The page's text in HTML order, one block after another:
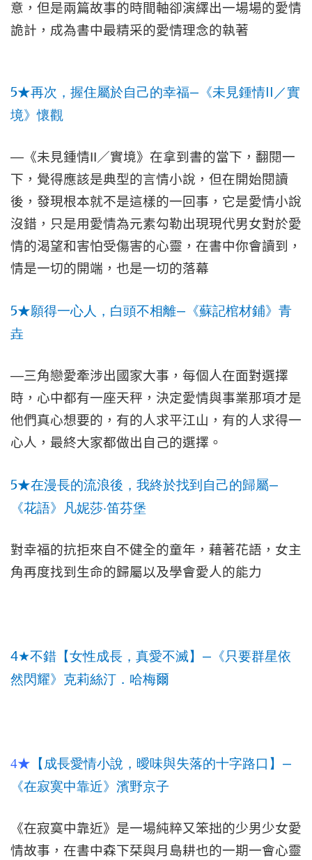
意，但是兩篇故事的時間軸卻演繹出一場場的愛情
詭計，成為書中最精采的愛情理念的執著
5★再次，握住屬於自己的幸福— 《未見鍾情II ／實
境》懷觀
— 《未見鍾情II／實境》在拿到書的當下，翻閱一
下，覺得應該是典型的言情小說，但在開始閱讀
後，發現根本就不是這樣的一回事，它是愛情小說
沒錯，只是用愛情為元素勾勒出現現代男女對於愛
情的渴望和害怕受傷害的心靈，在書中你會讀到，
情是一切的開端，也是一切的落幕
5★願得一心人，白頭不相離— 《蘇記棺材鋪》青
垚
—三角戀愛牽涉出國家大事，每個人在面對選擇
時，心中都有一座天秤，決定愛情與事業那項才是
他們真心想要的，有的人求平江山，有的人求得一
心人，最終大家都做出自己的選擇。
5★在漫長的流浪後，我終於找到自己的歸屬—
《花語》凡妮莎‧笛芬堡
對幸福的抗拒來自不健全的童年，藉著花語，女主
角再度找到生命的歸屬以及學會愛人的能力
4★不錯【女性成長，真愛不滅】 — 《只要群星依
然閃耀》克莉絲汀．哈梅爾
4★ 【成長愛情小說，曖味與失落的十字路口】 —
《在寂寞中靠近》濱野京子
《在寂寞中靠近》是一場純粹又笨拙的少男少女愛
情故事，在書中森下栞與月島耕也的一期一會心靈